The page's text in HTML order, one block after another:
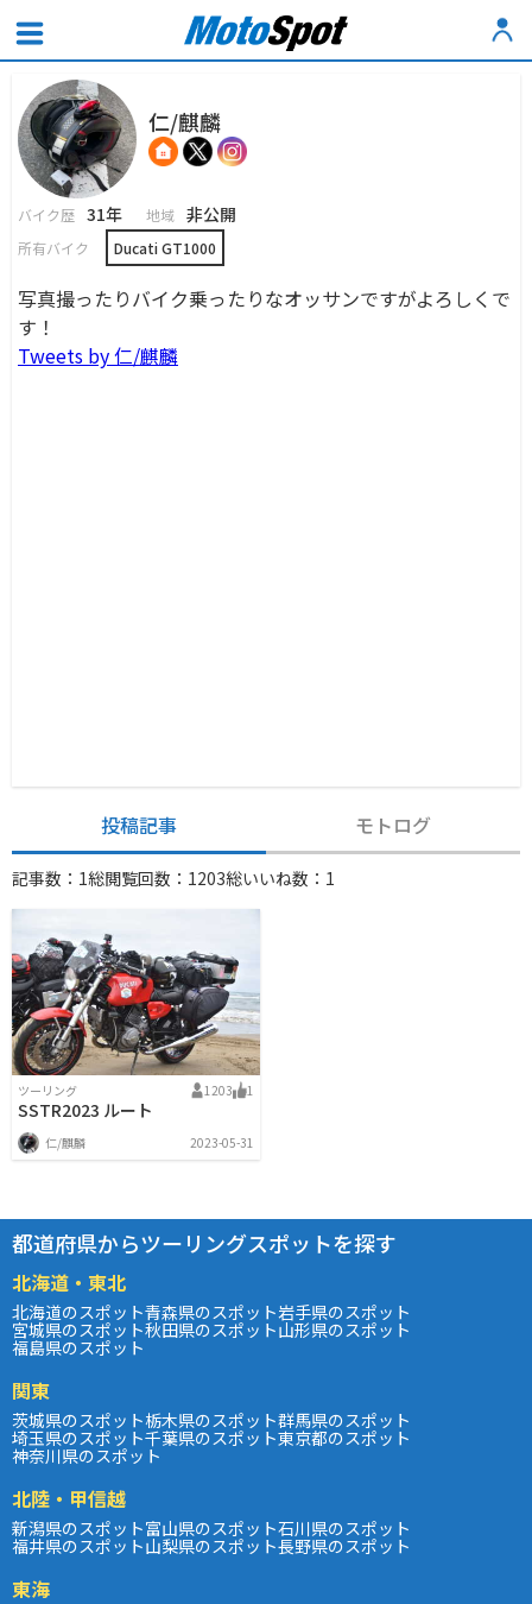
仁/麒麟
バイク歴 31年 地域 非公開
所有バイク Ducati GT1000
写真撮ったりバイク乗ったりなオッサンですがよろしくで
す！
Tweets by 仁/麒麟
投稿記事 モトログ
記事数：1総閲覧回数：1203総いいね数：1
ツーリング 1203 1
SSTR2023 ルート
仁/麒麟 2023-05-31
都道府県からツーリングスポットを探す
北海道・東北
北海道のスポット青森県のスポット岩手県のスポット
宮城県のスポット秋田県のスポット山形県のスポット
福島県のスポット
関東
茨城県のスポット栃木県のスポット群馬県のスポット
埼玉県のスポット千葉県のスポット東京都のスポット
神奈川県のスポット
北陸・甲信越
新潟県のスポット富山県のスポット石川県のスポット
福井県のスポット山梨県のスポット長野県のスポット
東海